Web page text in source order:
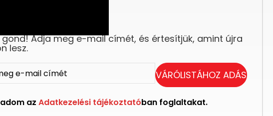
gond! Adja meg e-mail címét, és értesítjük, amint újra
lesz.
VÁRÓLISTÁHOZ ADÁS
az Adatkezelési tájékoztatóban foglaltakat.